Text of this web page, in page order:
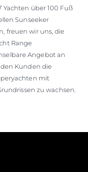
Yachten über 100 Fuß
Sunseeker
freuen wir uns, die
Range
Angebot an
den Kunden die
mit
zu wachsen.